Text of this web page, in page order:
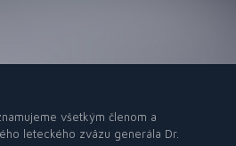
všetkým členom a
leteckého zväzu generála Dr.